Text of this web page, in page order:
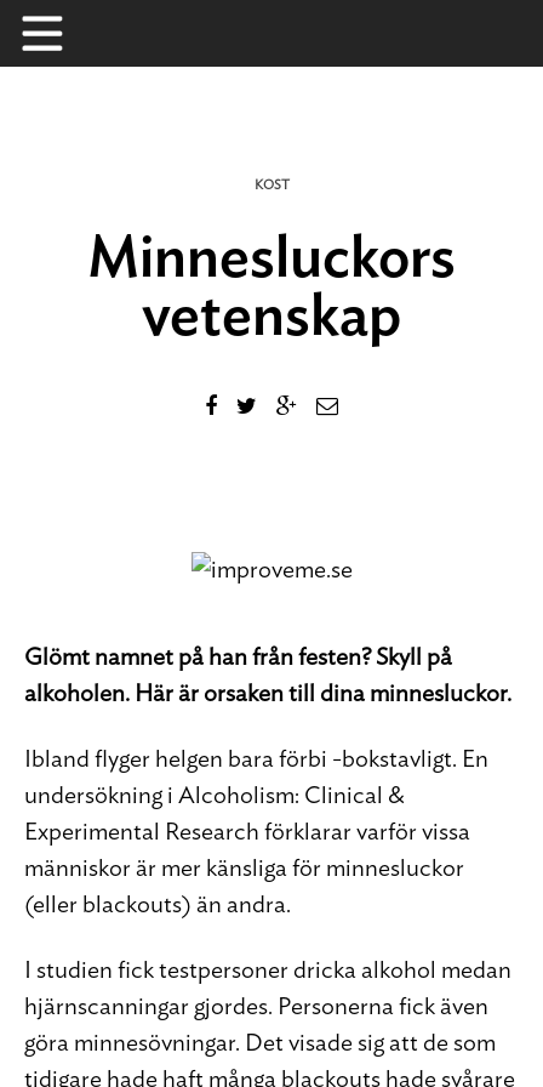
Skip
to
KOST
Minnesluckors
vetenskap
Glömt namnet på han från festen? Skyll på
alkoholen. Här är orsaken till dina minnesluckor.
Ibland flyger helgen bara förbi -bokstavligt. En
undersökning i Alcoholism: Clinical &
Experimental Research förklarar varför vissa
människor är mer känsliga för minnesluckor
(eller blackouts) än andra.
I studien fick testpersoner dricka alkohol medan
hjärnscanningar gjordes. Personerna fick även
göra minnesövningar. Det visade sig att de som
tidigare hade haft många blackouts hade svårare